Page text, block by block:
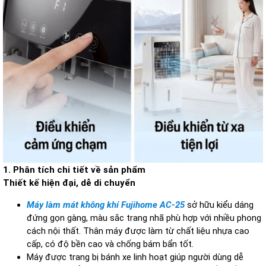
1. Phân tích chi tiết về sản phẩm
Thiết kế hiện đại, dễ di chuyển
Máy làm mát không khí Fujihome AC-25sở hữu kiểu dáng
đứng gọn gàng, màu sắc trang nhã phù hợp với nhiều phong
cách nội thất. Thân máy được làm từ chất liệu nhựa cao
cấp, có độ bền cao và chống bám bẩn tốt.
Máy được trang bị bánh xe linh hoạt giúp người dùng dễ